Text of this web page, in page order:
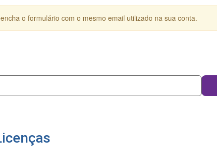
o formulário com o mesmo email utilizado na sua conta.